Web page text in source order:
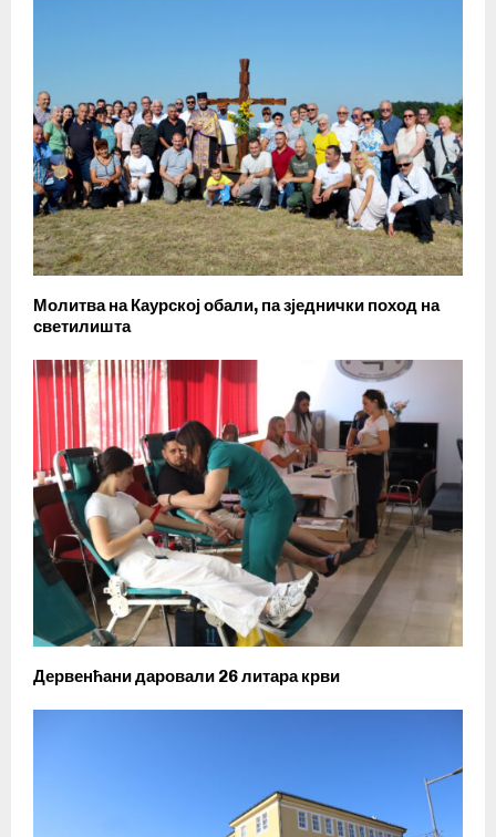
Молитва на Каурској обали, па зједнички поход на
светилишта
Дервенћани даровали 26 литара крви